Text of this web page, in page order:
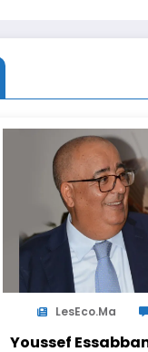
LesEco.ma
Youssef